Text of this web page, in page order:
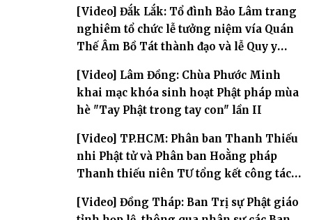
[Video] Đắk Lắk: Tổ đình Bảo Lâm trang
nghiêm tổ chức lễ tưởng niệm vía Quán
Thế Âm Bồ Tát thành đạo và lễ Quy y
[Video] Lâm Đồng: Chùa Phước Minh
khai mạc khóa sinh hoạt Phật pháp mùa
hè "Tay Phật trong tay con" lần II
[Video] TP.HCM: Phân ban Thanh Thiếu
nhi Phật tử và Phân ban Hoằng pháp
Thanh thiếu niên TƯ tổng kết công tác
[Video] Đồng Tháp: Ban Trị sự Phật giáo